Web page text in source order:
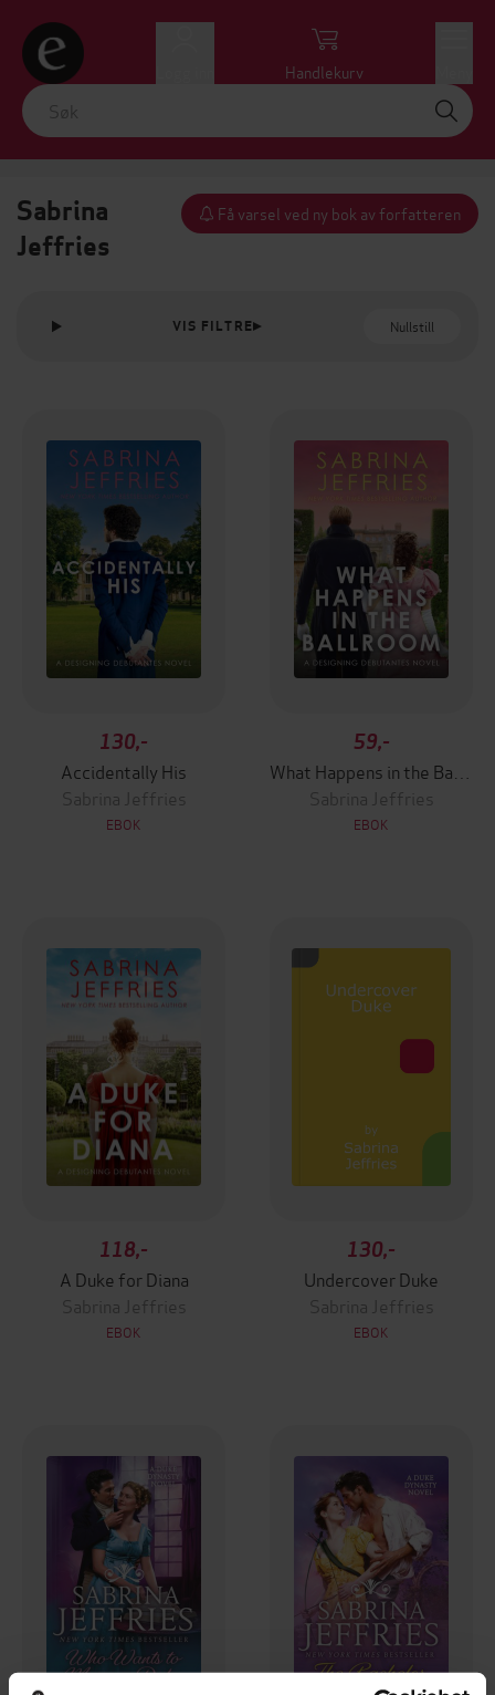
Handlekurv
Sabrina
Jeffries
Få varsel ved ny bok av forfatteren
VIS FILTRE Nullstill
130,-
Accidentally His
Sabrina Jeffries
EBOK
59,-
Sabrina Jeffries
EBOK
118,-
A Duke for Diana
Sabrina Jeffries
EBOK
130,-
Undercover Duke
Sabrina Jeffries
EBOK